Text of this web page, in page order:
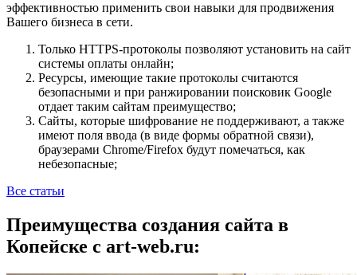
эффективностью применить свои навыки для продвижения
Вашего бизнеса в сети.
Только HTTPS-протоколы позволяют установить на сайт
системы оплаты онлайн;
Ресурсы, имеющие такие протоколы считаются
безопасными и при ранжировании поисковик Google
отдает таким сайтам преимущество;
Сайты, которые шифрование не поддерживают, а также
имеют поля ввода (в виде формы обратной связи),
браузерами Chrome/Firefox будут помечаться, как
небезопасные;
Все статьи
Преимущества создания сайта в
Копейске с art-web.ru: